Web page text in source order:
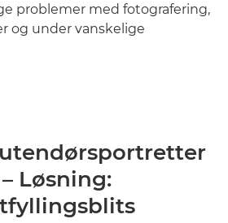
problemer med fotografering,
og under vanskelige
utendørsportretter
Løsning: